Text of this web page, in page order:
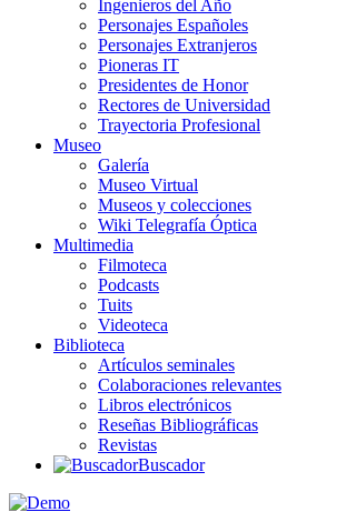
Ingenieros del Año
Personajes Españoles
Personajes Extranjeros
Pioneras IT
Presidentes de Honor
Rectores de Universidad
Trayectoria Profesional
Museo
Galería
Museo Virtual
Museos y colecciones
Wiki Telegrafía Óptica
Multimedia
Filmoteca
Podcasts
Tuits
Videoteca
Biblioteca
Artículos seminales
Colaboraciones relevantes
Libros electrónicos
Reseñas Bibliográficas
Revistas
Buscador